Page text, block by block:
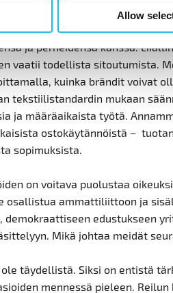
Allow
ovat ihmisiä, ja ihmiset
riski kasvaa työpaikoilla,
ja perheidensä kanssa.
vaatii todellista sitoutumista.
kuinka brändit voivat
tekstiilistandardin mukaan
ja määräaikaista työtä.
ostokäytännöistä –
sopimuksista.
on voitava puolustaa
osallistua ammattiliittoon ja
demokraattiseen edustukseen
Mikä johtaa meidät
ole täydellistä. Siksi on entistä
mennessä pieleen.